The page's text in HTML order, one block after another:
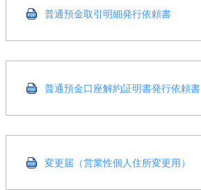
普通預金取引明細発行依頼書
普通預金口座解約証明書発行依頼書
変更届（営業性個人住所変更用）